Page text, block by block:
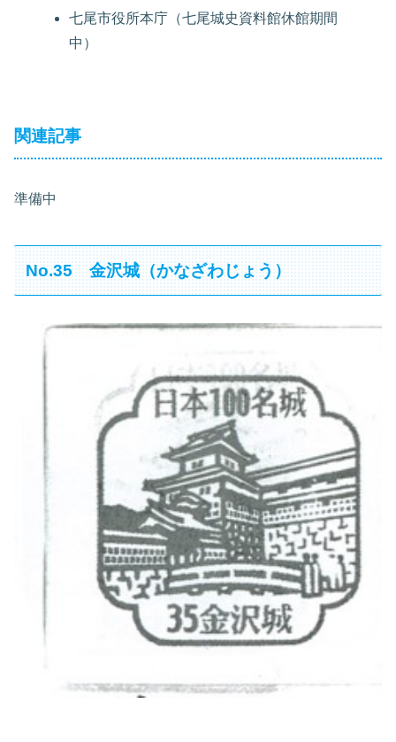
七尾市役所本庁（七尾城史資料館休館期間
中）
関連記事
準備中
No.35 金沢城（かなざわじょう）